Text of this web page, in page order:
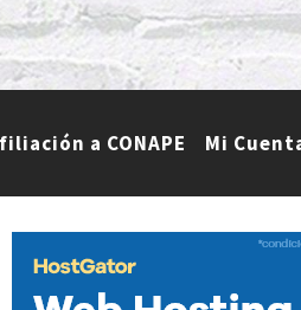
periodistas de diversos medios
a CONAPE Mi